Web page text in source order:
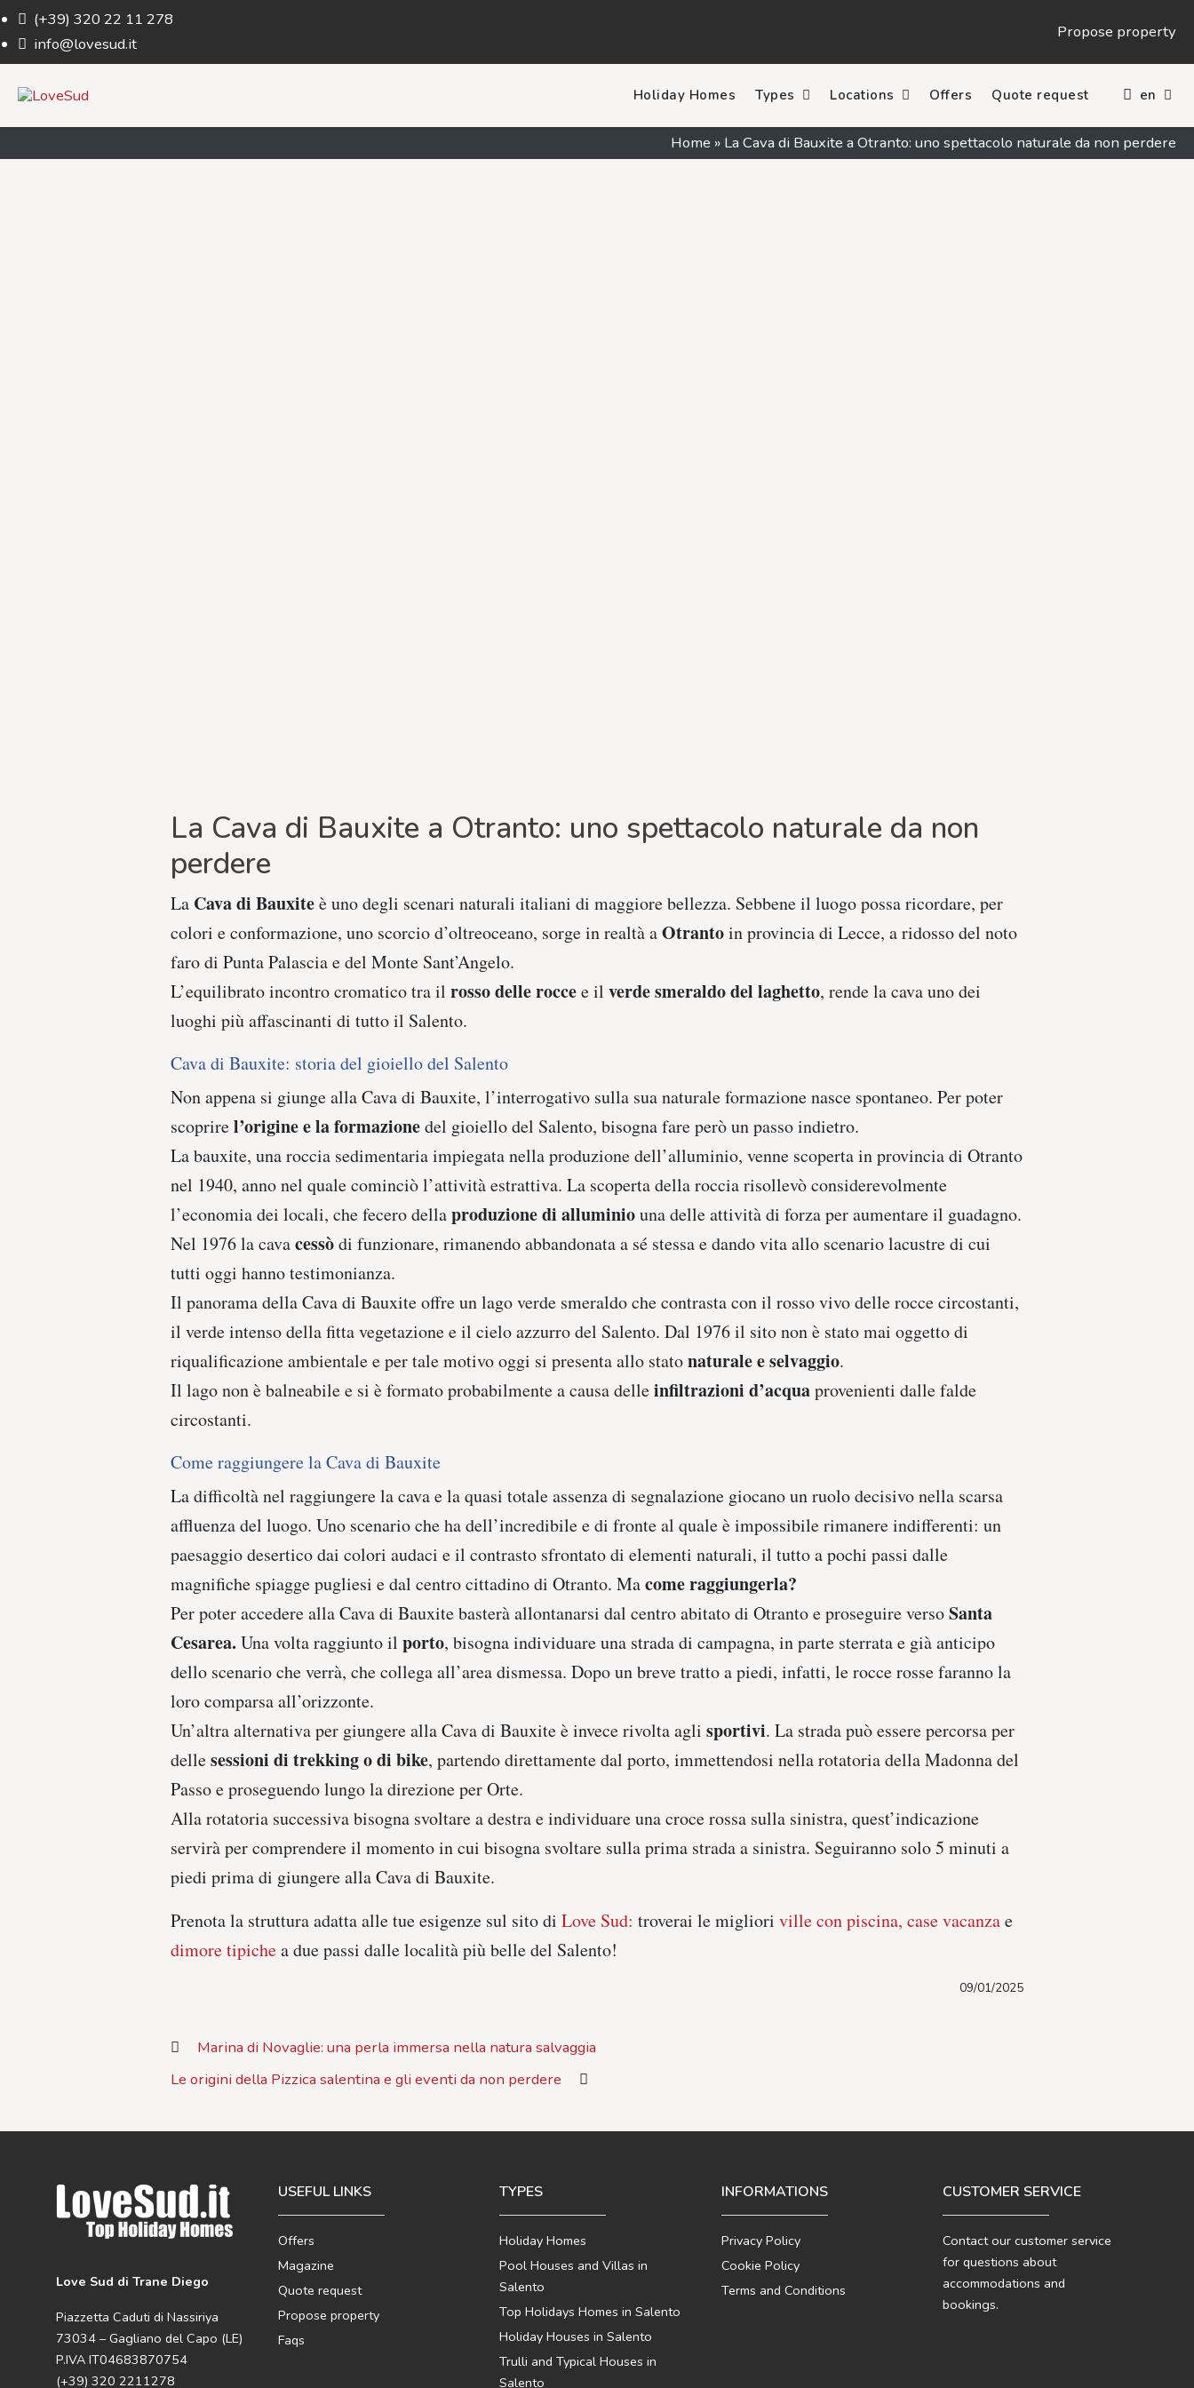
(+39) 320 22 11 278
info@lovesud.it
Propose property
Holiday Homes Types Locations Offers Quote request en
Home » La Cava di Bauxite a Otranto: uno spettacolo naturale da non perdere
La Cava di Bauxite a Otranto: uno spettacolo naturale da non
perdere
La Cava di Bauxiteè uno degli scenari naturali italiani di maggiore bellezza. Sebbene il luogo possa ricordare, per
colori e conformazione, uno scorcio d’oltreoceano, sorge in realtà aOtrantoin provincia di Lecce, a ridosso del noto
faro di Punta Palascia e del Monte Sant’Angelo.
L’equilibrato incontro cromatico tra il rosso delle roccee il verde smeraldo del laghetto, rende la cava uno dei
luoghi più affascinanti di tutto il Salento.
Cava di Bauxite: storia del gioiello del Salento
Non appena si giunge alla Cava di Bauxite, l’interrogativo sulla sua naturale formazione nasce spontaneo. Per poter
scoprirel’origine e la formazionedel gioiello del Salento, bisogna fare però un passo indietro.
La bauxite, una roccia sedimentaria impiegata nella produzione dell’alluminio, venne scoperta in provincia di Otranto
nel 1940, anno nel quale cominciò l’attività estrattiva. La scoperta della roccia risollevò considerevolmente
l’economia dei locali, che fecero dellaproduzione di alluminiouna delle attività di forza per aumentare il guadagno.
Nel 1976 la cavacessòdi funzionare, rimanendo abbandonata a sé stessa e dando vita allo scenario lacustre di cui
tutti oggi hanno testimonianza.
Il panorama della Cava di Bauxite offre un lago verde smeraldo che contrasta con il rosso vivo delle rocce circostanti,
il verde intenso della fitta vegetazione e il cielo azzurro del Salento. Dal 1976 il sito non è stato mai oggetto di
riqualificazione ambientale e per tale motivo oggi si presenta allo statonaturale e selvaggio.
Il lago non è balneabile e si è formato probabilmente a causa delleinfiltrazioni d’acquaprovenienti dalle falde
circostanti.
Come raggiungere la Cava di Bauxite
La difficoltà nel raggiungere la cava e la quasi totale assenza di segnalazione giocano un ruolo decisivo nella scarsa
affluenza del luogo. Uno scenario che ha dell’incredibile e di fronte al quale è impossibile rimanere indifferenti: un
paesaggio desertico dai colori audaci e il contrasto sfrontato di elementi naturali, il tutto a pochi passi dalle
magnifiche spiagge pugliesi e dal centro cittadino di Otranto. Macome raggiungerla?
Per poter accedere alla Cava di Bauxite basterà allontanarsi dal centro abitato di Otranto e proseguire versoSanta
Cesarea. Una volta raggiunto il porto, bisogna individuare una strada di campagna, in parte sterrata e già anticipo
dello scenario che verrà, che collega all’area dismessa. Dopo un breve tratto a piedi, infatti, le rocce rosse faranno la
loro comparsa all’orizzonte.
Un’altra alternativa per giungere alla Cava di Bauxite è invece rivolta agli sportivi. La strada può essere percorsa per
dellesessioni di trekking o di bike, partendo direttamente dal porto, immettendosi nella rotatoria della Madonna del
Passo e proseguendo lungo la direzione per Orte.
Alla rotatoria successiva bisogna svoltare a destra e individuare una croce rossa sulla sinistra, quest’indicazione
servirà per comprendere il momento in cui bisogna svoltare sulla prima strada a sinistra. Seguiranno solo 5 minuti a
piedi prima di giungere alla Cava di Bauxite.
Prenota la struttura adatta alle tue esigenze sul sito di Love Sud: troverai le migliori ville con piscina, case vacanzae
dimore tipichea due passi dalle località più belle del Salento!
09/01/2025
Marina di Novaglie: una perla immersa nella natura salvaggia
Le origini della Pizzica salentina e gli eventi da non perdere
Love Sud di Trane Diego
Piazzetta Caduti di Nassiriya
73034 – Gagliano del Capo (LE)
P.IVA IT04683870754
(+39) 320 2211278
USEFUL LINKS
Offers
Magazine
Quote request
Propose property
Faqs
TYPES
Holiday Homes
Pool Houses and Villas in
Salento
Top Holidays Homes in Salento
Holiday Houses in Salento
Trulli and Typical Houses in
Salento
INFORMATIONS
Privacy Policy
Cookie Policy
Terms and Conditions
CUSTOMER SERVICE
Contact our customer service
for questions about
accommodations and
bookings.